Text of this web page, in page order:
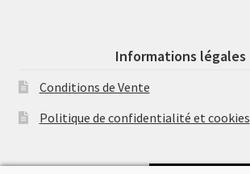
Informations légales
Conditions de Vente
Politique de confidentialité et cookies